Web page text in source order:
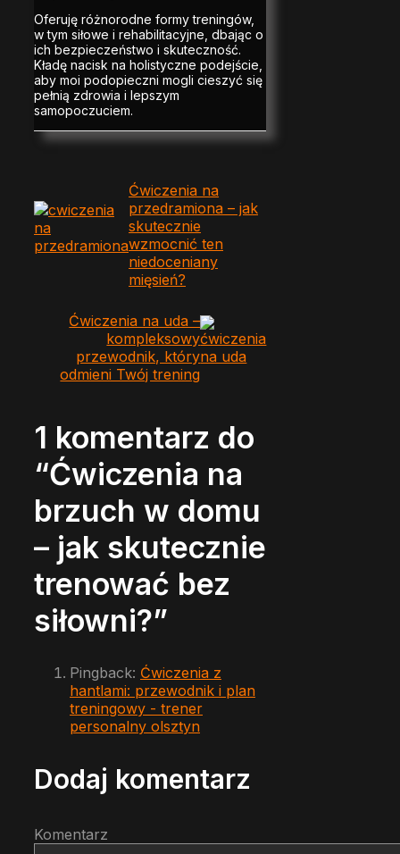
Oferuję różnorodne formy treningów,
w tym siłowe i rehabilitacyjne, dbając o
ich bezpieczeństwo i skuteczność.
Kładę nacisk na holistyczne podejście,
aby moi podopieczni mogli cieszyć się
pełnią zdrowia i lepszym
samopoczuciem.
Ćwiczenia na
przedramiona – jak
skutecznie
wzmocnić ten
niedoceniany
mięsień?
Ćwiczenia na uda –
kompleksowy
przewodnik, który
odmieni Twój trening
1 komentarz do
“Ćwiczenia na
brzuch w domu
– jak skutecznie
trenować bez
siłowni?”
Pingback: Ćwiczenia z
hantlami: przewodnik i plan
treningowy - trener
personalny olsztyn
Dodaj komentarz
Komentarz